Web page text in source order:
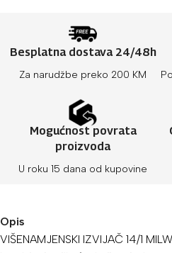
Besplatna dostava 24/48h
Za narudžbe preko 200 KM
Mogućnost povrata
proizvoda
U roku 15 dana od kupovine
Opis
VIŠENAMJENSKI IZVIJAČ 14/1